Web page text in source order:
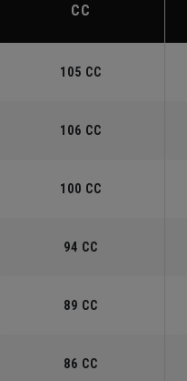
CC
105 CC
106 CC
100 CC
94 CC
89 CC
86 CC